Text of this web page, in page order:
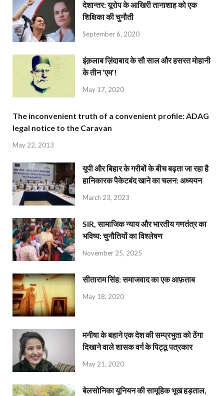
देशान्‍तर: यूरोप के आखिरी तानाशाह को एक
शिक्षिका की चुनौती
September 6, 2020
इंक़लाब ज़िंदाबाद के सौ साल और हसरत मोहानी
के तीन ‘एम’!
May 17, 2020
The inconvenient truth of a convenient profile: ADAG
legal notice to the Caravan
May 22, 2013
यूपी और बिहार के गरीबों के बीच बढ़ता जा रहा है
हानिकारक पैकेटबंद खाने का चलन: अध्ययन
March 23, 2023
SIR, सामाजिक न्याय और भारतीय गणतंत्र का
भविष्य: चुनौतियों का विश्लेषण
November 25, 2025
सीताराम सिंह: समाजवाद का एक आफ़ताब
May 18, 2020
मनीषा के बहाने एक देश की सम्प्रभुता को ठेंगा
दिखाने वाले शासक वर्ग के पिट्ठू पत्रकार
May 21, 2020
बेलसोनिका यूनियन की सामूहिक भूख हड़ताल,